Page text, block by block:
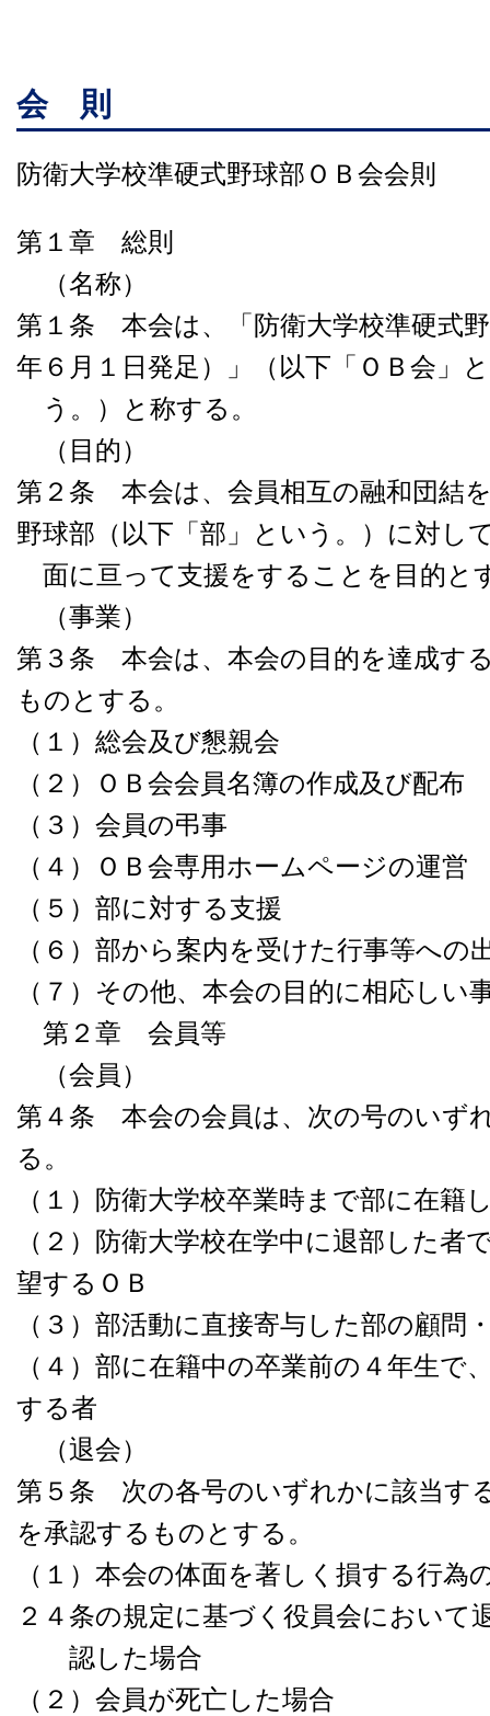
会 則
防衛大学校準硬式野球部ＯＢ会会則
第１章 総則
（名称）
第１条 本会は、「防衛大学校準硬式
年６月１日発足）」（以下「ＯＢ会」
う。）と称する。
（目的）
第２条 本会は、会員相互の融和団結
野球部（以下「部」という。）に対し
面に亘って支援をすることを目的と
（事業）
第３条 本会は、本会の目的を達成す
ものとする。
（１）総会及び懇親会
（２）ＯＢ会会員名簿の作成及び配布
（３）会員の弔事
（４）ＯＢ会専用ホームページの運営
（５）部に対する支援
（６）部から案内を受けた行事等への
（７）その他、本会の目的に相応しい
第２章 会員等
（会員）
第４条 本会の会員は、次の号のいず
る。
（１）防衛大学校卒業時まで部に在籍
（２）防衛大学校在学中に退部した者
望するＯＢ
（３）部活動に直接寄与した部の顧問
（４）部に在籍中の卒業前の４年生で
する者
（退会）
第５条 次の各号のいずれかに該当す
を承認するものとする。
（１）本会の体面を著しく損する行為
２４条の規定に基づく役員会において
認した場合
（２）会員が死亡した場合